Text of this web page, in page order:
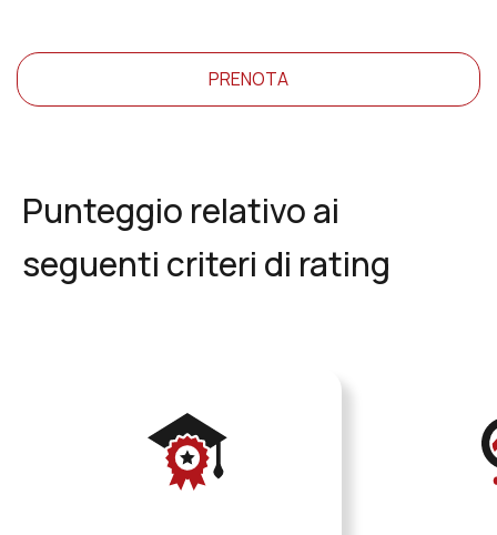
PRENOTA
Punteggio relativo ai
seguenti criteri di rating